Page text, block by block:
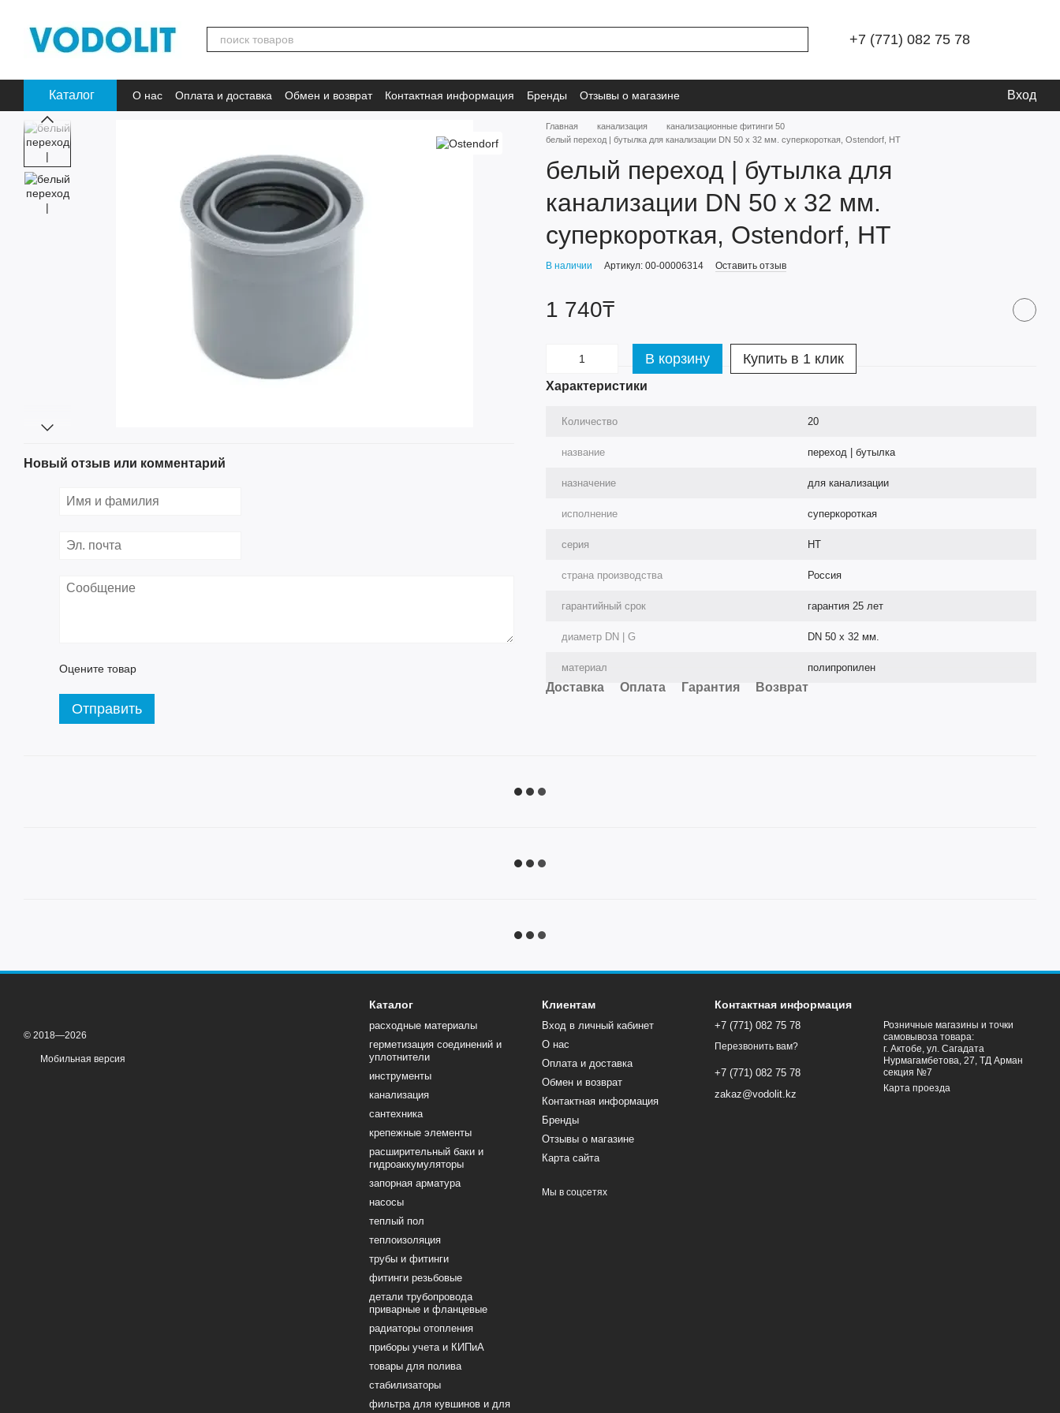
+7 (771) 082 75 78
Каталог О нас Оплата и доставка Обмен и возврат Контактная информация Бренды Отзывы о магазине Вход
Новый отзыв или комментарий
Оцените товар
Отправить
Главная канализация
канализационные фитинги 50
белый переход | бутылка для канализации DN 50 х 32 мм. суперкороткая, Ostendorf, HT
белый переход | бутылка для
канализации DN 50 х 32 мм.
суперкороткая, Ostendorf, HT
В наличии Артикул: 00-00006314 Оставить отзыв
1 740₸
В корзину Купить в 1 клик
Характеристики
Количество 20
название переход | бутылка
назначение для канализации
исполнение суперкороткая
серия HT
страна производства Россия
гарантийный срок гарантия 25 лет
диаметр DN | G DN 50 х 32 мм.
материал полипропилен
Доставка Оплата Гарантия Возврат
© 2018—2026
Мобильная версия
Каталог
расходные материалы
герметизация соединений и
уплотнители
инструменты
канализация
сантехника
крепежные элементы
расширительный баки и
гидроаккумуляторы
запорная арматура
насосы
теплый пол
теплоизоляция
трубы и фитинги
фитинги резьбовые
детали трубопровода
приварные и фланцевые
радиаторы отопления
приборы учета и КИПиА
товары для полива
стабилизаторы
фильтра для кувшинов и для
Клиентам
Вход в личный кабинет
О нас
Оплата и доставка
Обмен и возврат
Контактная информация
Бренды
Отзывы о магазине
Карта сайта
Мы в соцсетях
Контактная информация
+7 (771) 082 75 78
Перезвонить вам?
+7 (771) 082 75 78
zakaz@vodolit.kz
Розничные магазины и точки
самовывоза товара:
г. Актобе, ул. Сагадата
Нурмагамбетова, 27, ТД Арман
секция №7
Карта проезда